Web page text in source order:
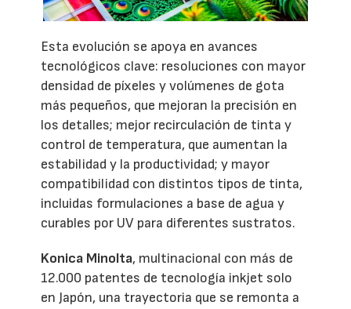
Esta evolución se apoya en avances
tecnológicos clave: resoluciones con mayor
densidad de píxeles y volúmenes de gota
más pequeños, que mejoran la precisión en
los detalles; mejor recirculación de tinta y
control de temperatura, que aumentan la
estabilidad y la productividad; y mayor
compatibilidad con distintos tipos de tinta,
incluidas formulaciones a base de agua y
curables por UV para diferentes sustratos.
Konica Minolta, multinacional con más de
12.000 patentes de tecnología inkjet solo
en Japón, una trayectoria que se remonta a